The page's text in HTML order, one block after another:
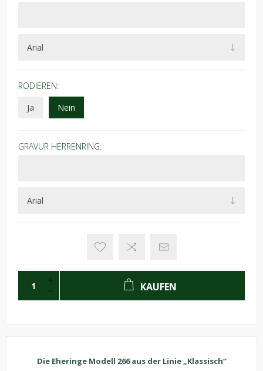
RODIEREN:
Ja
Nein
GRAVUR HERRENRING:
KAUFEN
Die Eheringe Modell 266 aus der Linie „Klassisch“